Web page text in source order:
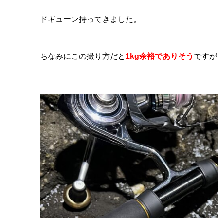
ドギューン持ってきました。
ちなみにこの撮り方だと 1kg余裕でありそう です